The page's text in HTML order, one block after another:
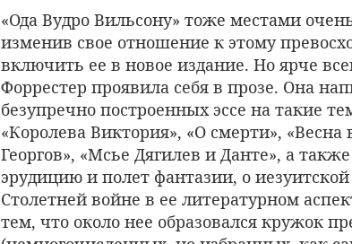
«Ода Вудро Вильсону» тоже местами
изменив свое отношение к этому
включить ее в новое издание. Но ярче
Форрестер проявила себя в прозе. Она
безупречно построенных эссе на такие
«Королева Виктория», «О смерти»,
Георгов», «Мсье Дягилев и Данте», а
эрудицию и полет фантазии, о
Столетней войне в ее литературном
тем, что около нее образовался кружок